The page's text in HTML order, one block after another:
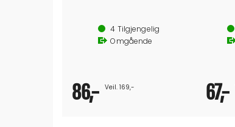
4 Tilgjengelig
Omgående
86,- Veil. 169,- 67,-